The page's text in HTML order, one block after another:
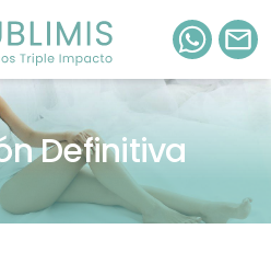
Definitiva